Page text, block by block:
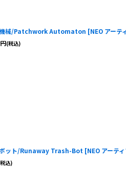
機械/Patchwork Automaton [NEO アーテ
円(税込)
ット/Runaway Trash-Bot [NEO アーテ
込)